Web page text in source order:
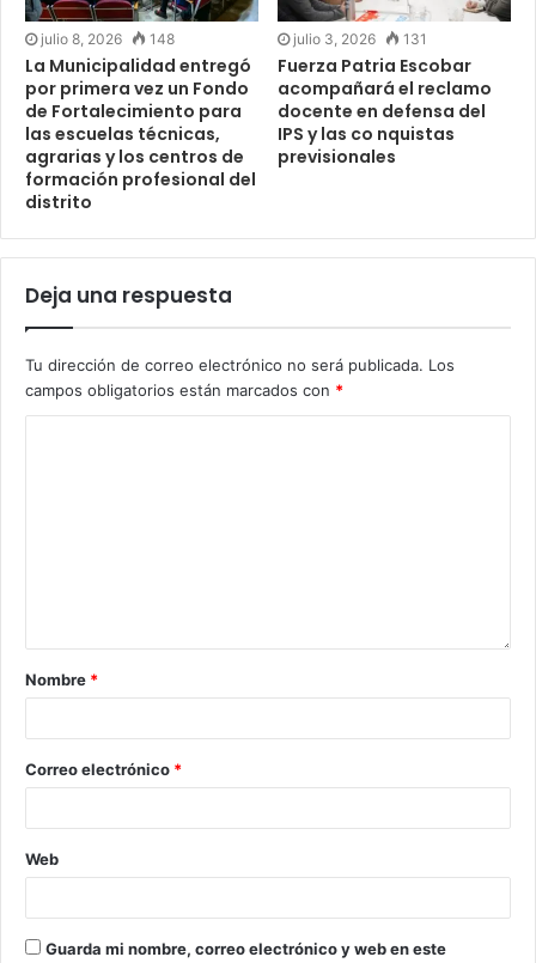
julio 8, 2026 148
La Municipalidad entregó
por primera vez un Fondo
de Fortalecimiento para
las escuelas técnicas,
agrarias y los centros de
formación profesional del
distrito
julio 3, 2026 131
Fuerza Patria Escobar
acompañará el reclamo
docente en defensa del
IPS y las co nquistas
previsionales
Deja una respuesta
Tu dirección de correo electrónico no será publicada. Los
campos obligatorios están marcados con *
Nombre *
Correo electrónico *
Web
Guarda mi nombre, correo electrónico y web en este